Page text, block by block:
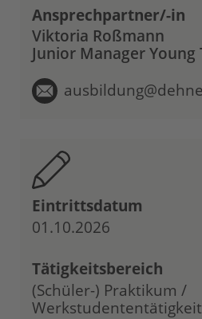
Ansprechpartner/-in
Viktoria Roßmann
Junior Manager Young
Eintrittsdatum
01.10.2026
Tätigkeitsbereich
(Schüler-) Praktikum /
Werkstudententätigkeit